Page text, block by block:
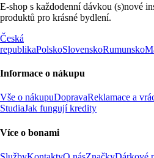
E-shop s každodenní dávkou (s)nové
produktů pro krásné bydlení.
Česká
republikaPolskoSlovenskoRumunsko
Informace o nákupu
Vše o nákupuDopravaReklamace a
StudiaJak fungují kredity
Více o bonami